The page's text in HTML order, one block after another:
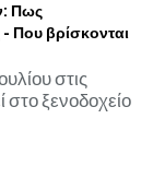
Πως
Που βρίσκονται
στις
στο ξενοδοχείο